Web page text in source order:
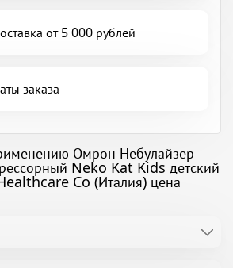
от 5 000 рублей
заказа
Омрон Небулайзер
Neko Kat Kids детский
Co (Италия) цена